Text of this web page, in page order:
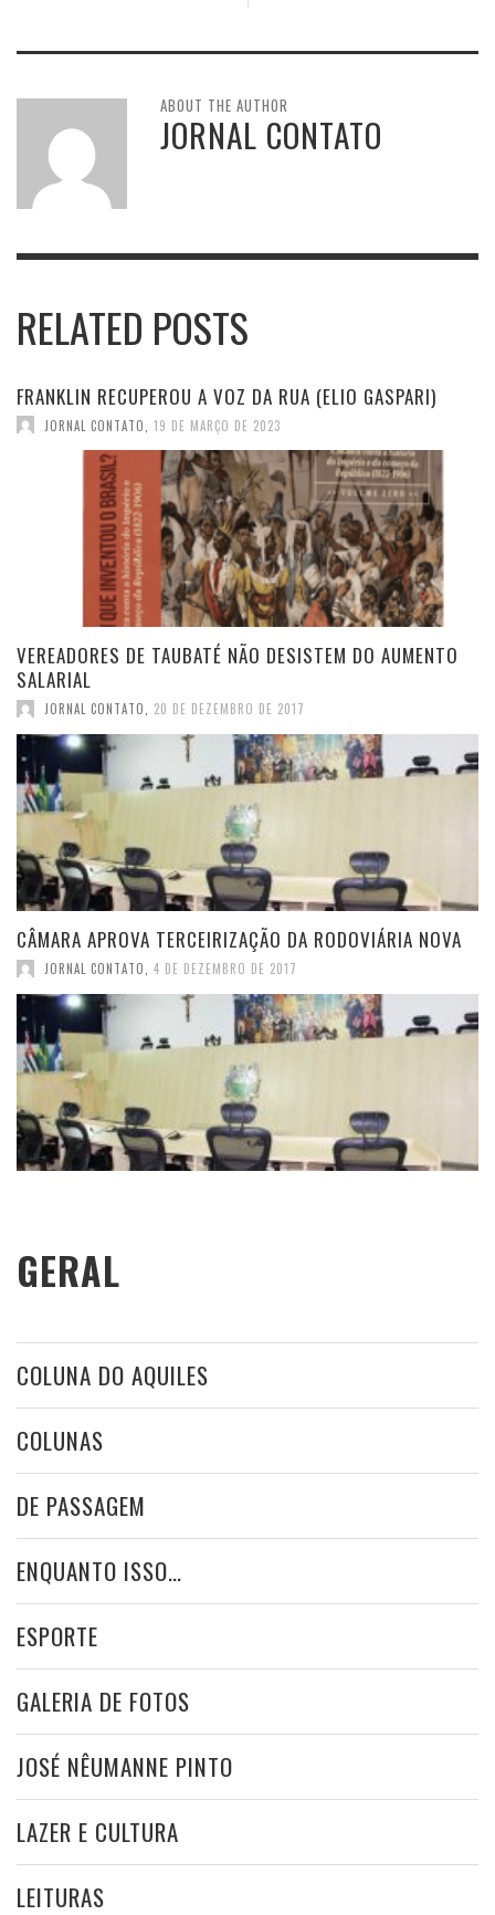
ABOUT THE AUTHOR
JORNAL CONTATO
RELATED POSTS
FRANKLIN RECUPEROU A VOZ DA RUA (ELIO GASPARI)
JORNAL CONTATO 19 DE MARÇO DE 2023
VEREADORES DE TAUBATÉ NÃO DESISTEM DO AUMENTO
SALARIAL
JORNAL CONTATO, 20 DE DEZEMBRO DE 2017
CÂMARA APROVA TERCEIRIZAÇÃO DA RODOVIÁRIA NOVA
JORNAL CONTATO 4 DE DEZEMBRO DE 2017
GERAL
COLUNA DO AQUILES
COLUNAS
DE PASSAGEM
ENQUANTO ISSO…
ESPORTE
GALERIA DE FOTOS
JOSÉ NÊUMANNE PINTO
LAZER E CULTURA
LEITURAS